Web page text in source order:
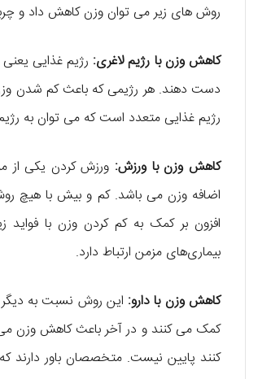
روش های زیر می توان وزن کاهش داد و
کاهش وزن با رژیم لاغری: رژیم غذایی یعنی
دست دهند. هر رژیمی که باعث کم شدن
رژیم غذایی متعدد است که می توان به رژیم
کاهش وزن با ورزش: ورزش کردن یکی از
اضافه وزن می باشد. کم و بیش با هیچ
افزون بر کمک به کم کردن وزن با
بیماری‌های مزمن ارتباط دارد.
کاهش وزن با دارو: این روش نسبت به
کمک می کنند و در آخر باعث کاهش وزن می
کنند پایین نیست. متخصصان باور دارند